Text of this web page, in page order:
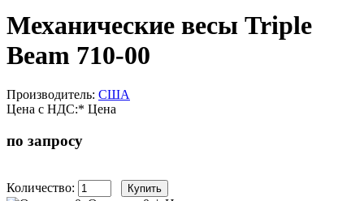
Механические весы Triple
Beam 710-00
Производитель: США
Цена с НДС:* Цена
по запросу
Количество: